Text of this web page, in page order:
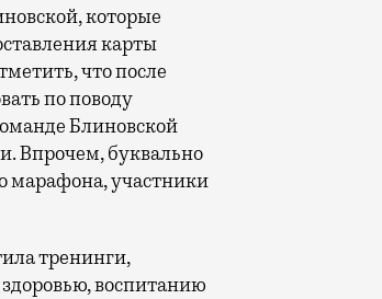
которые
карты
что после
по поводу
Блиновской
Впрочем, буквально
марафона, участники
тренинги,
воспитанию